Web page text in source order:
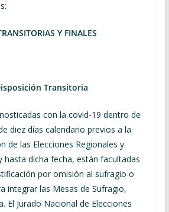
Y FINALES
Transitoria
con la covid-19 dentro de
diez días calendario previos a la
de las Elecciones Regionales y
hasta dicha fecha, están facultadas
por omisión al sufragio o
integrar las Mesas de Sufragio,
El Jurado Nacional de Elecciones